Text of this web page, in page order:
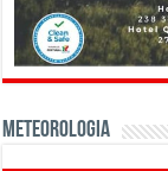
Meteorologia